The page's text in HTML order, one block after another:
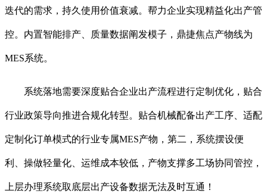
迭代的需求，持久使用价值衰减。帮力企业实现精益化出产管
控。内置智能排产、质量数据阐发模子，鼎捷焦点产物线为
MES系统。
系统落地需要深度贴合企业出产流程进行定制优化，贴合
行业政策导向推进合规化转型。贴合机械配备出产工序、适配
定制化订单模式的行业专属MES产物，第二，系统摆设便
利、操做轻量化、运维成本较低，产物支撑多工场协同管控，
上层办理系统取底层出产设备数据无法及时互通！